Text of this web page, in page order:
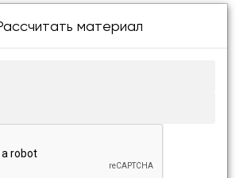
материал